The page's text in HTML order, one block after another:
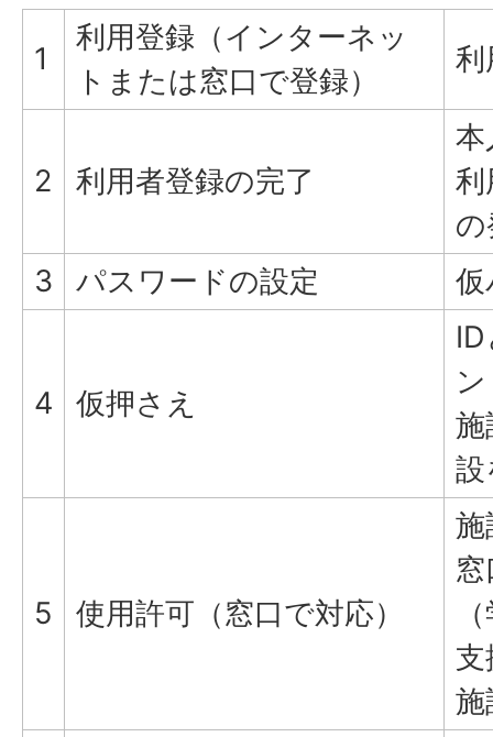
1
利用登録（インターネッ
トまたは窓口で登録）
利
2 利用者登録の完了
本
利
3
パスワードの設定 仮
4 仮押さえ
ン
施
設
5 使用許可（窓口で対応）
施
施